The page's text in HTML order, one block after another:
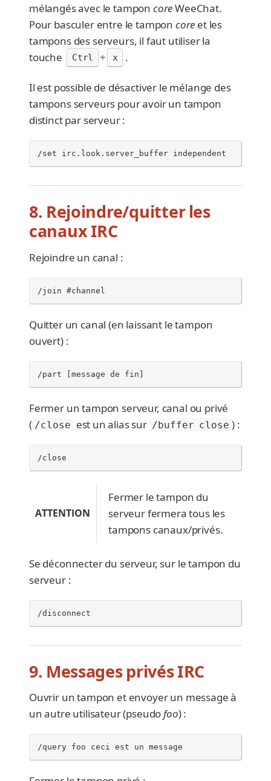
mélangés avec le tampon coreWeeChat.
Pour basculer entre le tampon core et les
tampons des serveurs, il faut utiliser la
touche
Ctrl + x .
Il est possible de désactiver le mélange des
tampons serveurs pour avoir un tampon
distinct par serveur :
/set irc.look.server_buffer independent
8. Rejoindre/quitter les
canaux IRC
Rejoindre un canal :
/join #channel
Quitter un canal (en laissant le tampon
ouvert) :
/part [message de fin]
Fermer un tampon serveur, canal ou privé
( /close est un alias sur /buffer close ) :
/close
ATTENTION
Fermer le tampon du
serveur fermera tous les
tampons canaux/privés.
Se déconnecter du serveur, sur le tampon du
serveur :
/disconnect
9. Messages privés IRC
Ouvrir un tampon et envoyer un message à
un autre utilisateur (pseudofoo) :
/query foo ceci est un message